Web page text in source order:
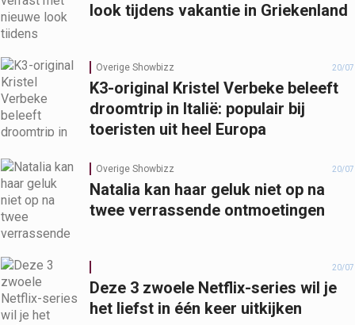
look tijdens vakantie in Griekenland
Overige Showbizz 20/07
K3-original Kristel Verbeke beleeft
droomtrip in Italië: populair bij
toeristen uit heel Europa
Overige Showbizz 20/07
Natalia kan haar geluk niet op na
twee verrassende ontmoetingen
20/07
Deze 3 zwoele Netflix-series wil je
het liefst in één keer uitkijken